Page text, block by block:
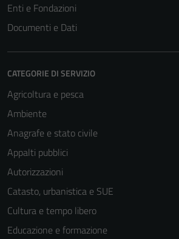
Enti e Fondazioni
Documenti e Dati
CATEGORIE DI SERVIZIO
Agricoltura e pesca
Ambiente
Anagrafe e stato civile
Appalti pubblici
Autorizzazioni
Catasto, urbanistica e SUE
Cultura e tempo libero
Educazione e formazione